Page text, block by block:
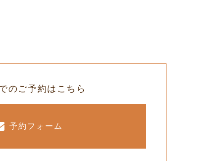
のご予約はこちら
予約フォーム